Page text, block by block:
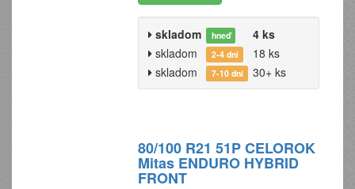
skladom hneď
4 ks
skladom
2-4 dni
18 ks
skladom
7-10 dní 30+ ks
80/100 R21 51P CELOROK
Mitas ENDURO HYBRID
FRONT